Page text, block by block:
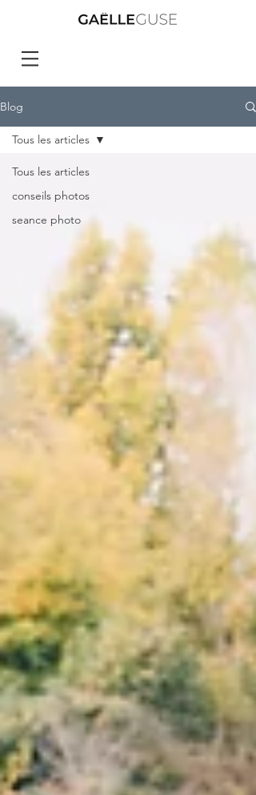
Blog
Tous les articles
conseils photos
seance photo
Tous les articles